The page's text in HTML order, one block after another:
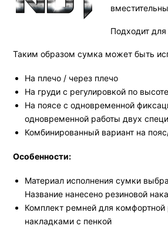
Подходит для
Таким образом сумка может быть
На плечо / через плечо
На груди с регулировкой по высоте
На поясе с одновременной
одновременной работы двух
Комбинированный вариант на
Особенности:
Материал исполнения сумки
Название нанесено резиновой
Комплект ремней для
накладками с пенкой